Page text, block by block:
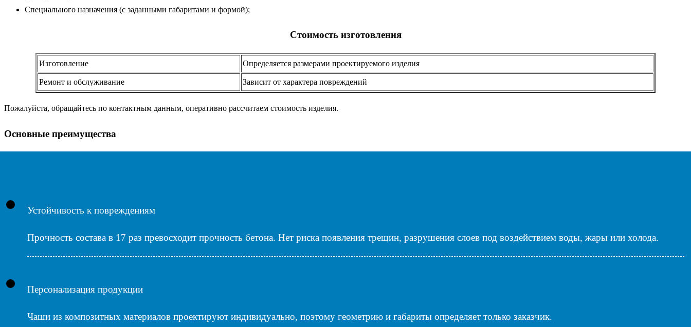
Специального назначения (с заданными габаритами и формой);
Стоимость изготовления
Изготовление Определяется размерами проектируемого изделия
Ремонт и обслуживание Зависит от характера повреждений
Пожалуйста, обращайтесь по контактным данным, оперативно рассчитаем стоимость изделия.
Основные преимущества
Устойчивость к повреждениям
Прочность состава в 17 раз превосходит прочность бетона. Нет риска появления трещин, разрушения слоев под воздействием воды, жары или холода.
Персонализация продукции
Чаши из композитных материалов проектируют индивидуально, поэтому геометрию и габариты определяет только заказчик.